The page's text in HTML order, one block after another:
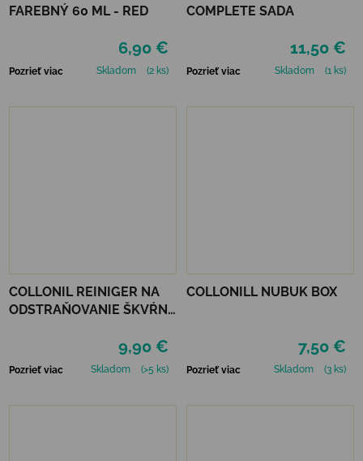
FAREBNÝ 60 ML - RED
6,90 €
Pozrieť viac Skladom (2 ks)
COMPLETE SADA
11,50 €
Pozrieť viac Skladom (1 ks)
COLLONIL REINIGER NA
ODSTRAŇOVANIE ŠKVŔN
9,90 €
Pozrieť viac Skladom (>5 ks)
COLLONILL NUBUK BOX
7,50 €
Pozrieť viac Skladom (3 ks)